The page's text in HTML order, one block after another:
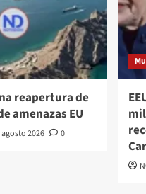
reapertura de
amenazas EU
agosto 2026 0